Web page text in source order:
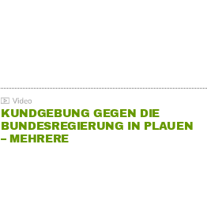
KUNDGEBUNG GEGEN DIE
BUNDESREGIERUNG IN PLAUEN
– MEHRERE